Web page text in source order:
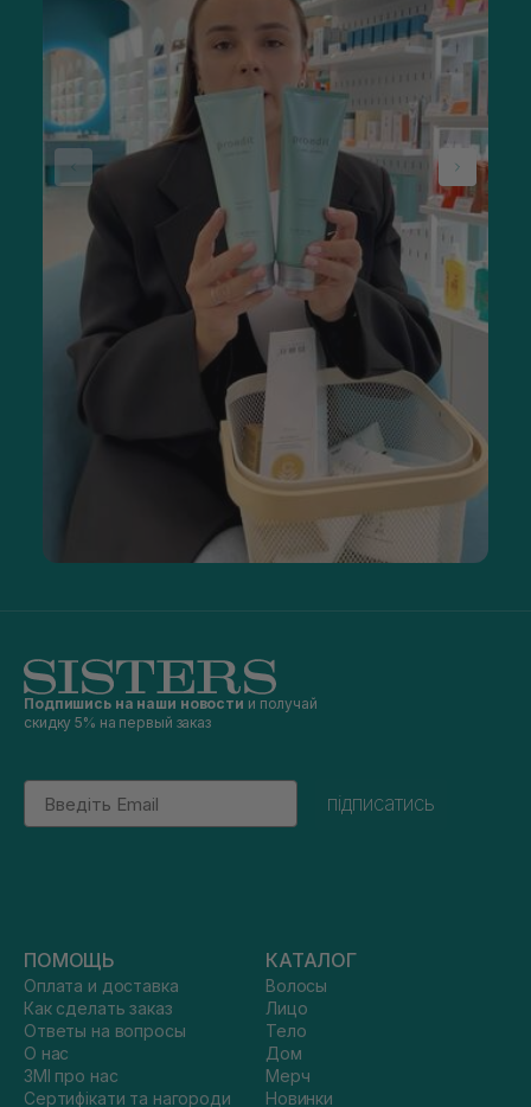
Подпишись на наши новости и получай
скидку 5% на первый заказ
Email
підписатись
ПОМОЩЬ
Оплата и доставка
Как сделать заказ
Ответы на вопросы
О нас
ЗМІ про нас
Сертифікати та нагороди
КАТАЛОГ
Волосы
Лицо
Тело
Дом
Мерч
Новинки